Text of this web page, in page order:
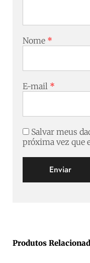
Nome *
E-mail *
Salvar meus
próxima vez que
Produtos